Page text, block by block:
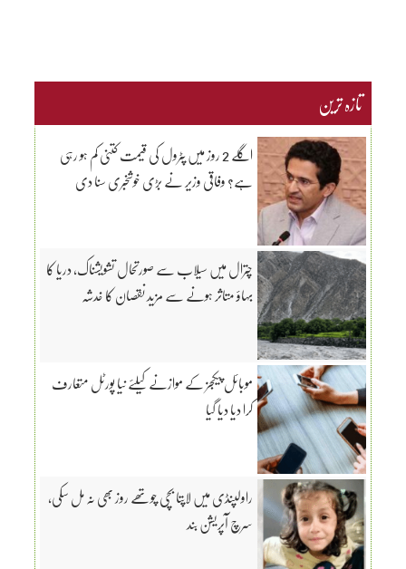
تازہ ترین
اگلے 2 روز میں پٹرول کی قیمت کتنی کم ہو رہی
ہے؟ وفاقی وزیر نے بڑی خوشخبری سنا دی
چترال میں سیلاب سے صورتحال تشویشناک، دریا کا
بہاؤ متاثر ہونے سے مزید نقصان کا خدشہ
موبائل پیکجز کے موازنے کیلئے نیا پورٹل متعارف
کرا دیا دیا گیا
راولپنڈی میں لاپتا بچی چوتھے روز بھی نہ مل سکی،
سرچ آپریشن بند